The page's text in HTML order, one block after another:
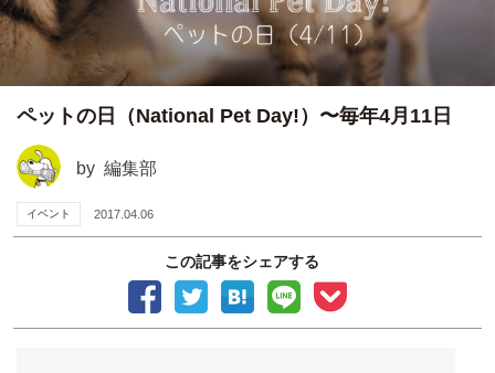
ペットの日（National Pet Day!）〜毎年4月11日
by 編集部
イベント 2017.04.06
この記事をシェアする